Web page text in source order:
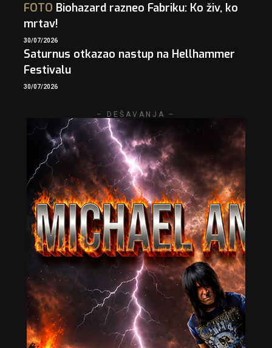
FOTO Biohazard razneo Fabriku: Ko živ, ko
mrtav!
30/07/2026
Saturnus otkazao nastup na Hellhammer
Festivalu
30/07/2026
– DEŠAVANJA –